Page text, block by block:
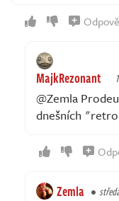
MajkRezonant
@Zemla
dnešních
Zemla